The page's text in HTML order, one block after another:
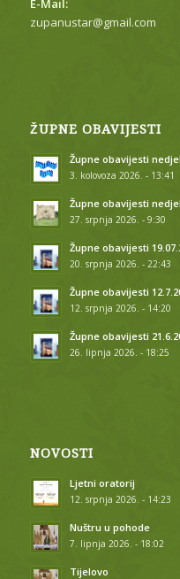
E-Mail:
zupanustar@gmail.com
ŽUPNE OBAVIJESTI
Župne obavijesti
3. kolovoza 2026. - 13:41
Župne obavijesti
27. srpnja 2026. - 9:30
Župne obavijesti
20. srpnja 2026. - 22:43
Župne obavijesti
12. srpnja 2026. - 14:20
Župne obavijesti
26. lipnja 2026. - 18:25
NOVOSTI
Ljetni oratorij
12. srpnja 2026. - 14:23
Nuštru u pohode
7. lipnja 2026. - 18:02
Tijelovo